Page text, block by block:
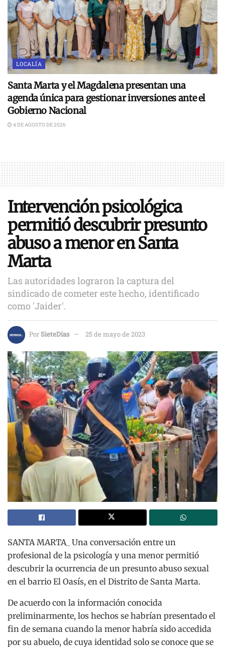
LOCALÍA
Santa Marta y el Magdalena presentan una
agenda única para gestionar inversiones ante el
Gobierno Nacional
4 DE AGOSTO DE 2026
Intervención psicológica
permitió descubrir presunto
abuso a menor en Santa
Marta
Las autoridades lograron la captura del
sindicado de cometer este hecho, identificado
como 'Jaider'.
PorSieteDías 25 de mayo de 2023
SANTA MARTA_ Una conversación entre un
profesional de la psicología y una menor permitió
descubrir la ocurrencia de un presunto abuso sexual
en el barrio El Oasís, en el Distrito de Santa Marta.
De acuerdo con la información conocida
preliminarmente, los hechos se habrían presentado el
fin de semana cuando la menor habría sido accedida
por su abuelo, de cuya identidad solo se conoce que se